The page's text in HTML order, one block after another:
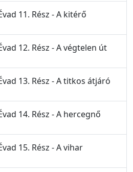
11. Rész - A kitérő
12. Rész - A végtelen út
13. Rész - A titkos átjáró
14. Rész - A hercegnő
15. Rész - A vihar